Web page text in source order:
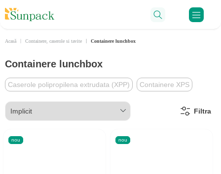
Acasă Containere, caserole si tavite Containere lunchbox
Containere lunchbox
Caserole polipropilena extrudata (XPP) Containere XPS
Filtra
nou nou